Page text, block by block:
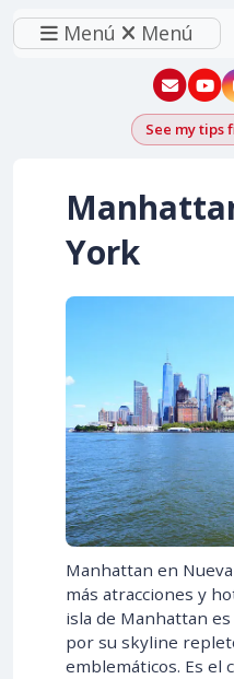
Menú Menú
New
See my tips
York
Manhattan en
más atracciones y
isla de Manhattan
por su skyline
emblemáticos. Es el